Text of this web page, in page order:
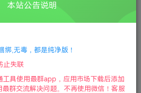
Kingdom Rush Vengeance
游戏 策略战旗
3个月前 290
本站公告说明
绑,无毒，都是纯净版！
止失联
工具使用最群app，应用市场下载后添加
最群交流解决问题。不再使用微信！客服